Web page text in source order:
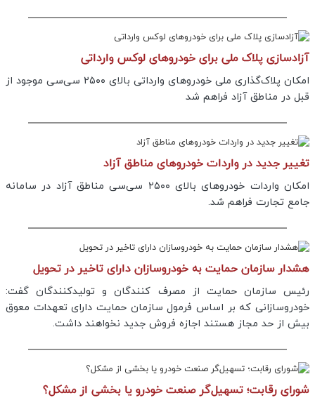
آزادسازی پلاک ملی برای خودروهای لوکس وارداتی
امکان پلاک‌گذاری ملی خودروهای وارداتی بالای ۲۵۰۰ سی‌سی موجود از
قبل در مناطق آزاد فراهم شد
تغییر جدید در واردات خودروهای مناطق آزاد
امکان واردات خودروهای بالای ۲۵۰۰ سی‌سی مناطق آزاد در سامانه
جامع تجارت فراهم شد.
هشدار سازمان حمایت به خودروسازان دارای تاخیر در تحویل
رئیس سازمان حمایت از مصرف کنندگان و تولیدکنندگان گفت:
خودروسازانی که بر اساس فرمول سازمان حمایت دارای تعهدات معوق
بیش از حد مجاز هستند اجازه فروش جدید نخواهند داشت.
شورای رقابت؛ تسهیل‌گر صنعت خودرو یا بخشی از مشکل؟